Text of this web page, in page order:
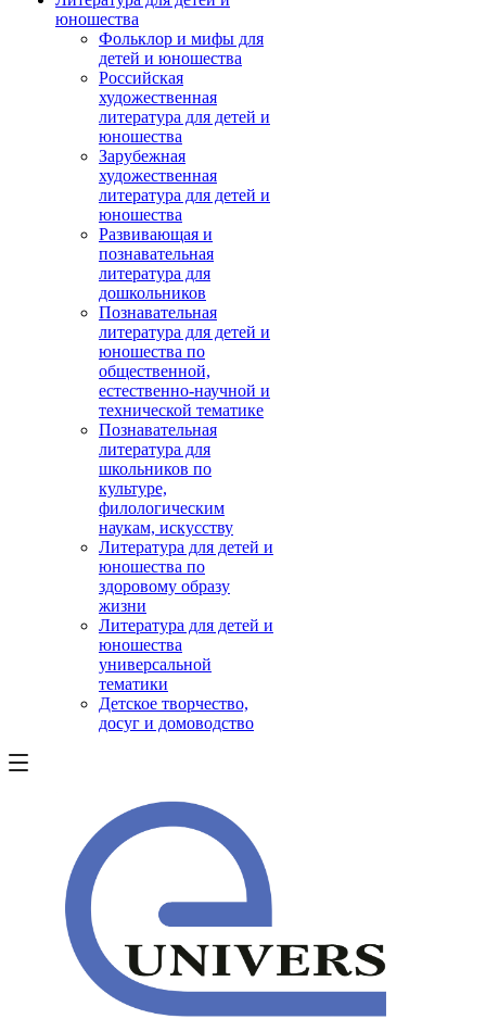
юношества
Фольклор и мифы для
детей и юношества
Российская
художественная
литература для детей и
юношества
Зарубежная
художественная
литература для детей и
юношества
Развивающая и
познавательная
литература для
дошкольников
Познавательная
литература для детей и
юношества по
общественной,
естественно-научной и
технической тематике
Познавательная
литература для
школьников по
культуре,
филологическим
наукам, искусству
Литература для детей и
юношества по
здоровому образу
жизни
Литература для детей и
юношества
универсальной
тематики
Детское творчество,
досуг и домоводство